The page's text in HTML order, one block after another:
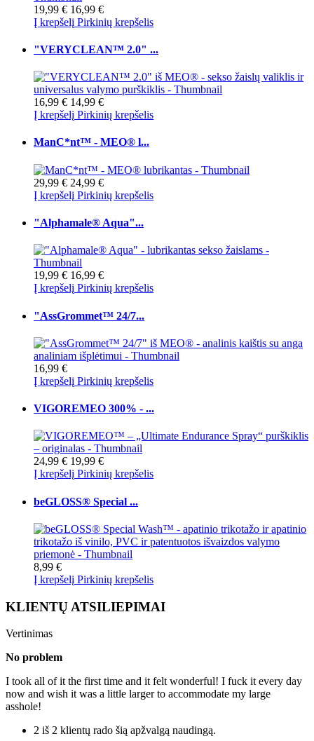
19,99 € 16,99 €
Į krepšelį Pirkinių krepšelis
"VERYCLEAN™ 2.0" ...
16,99 € 14,99 €
Į krepšelį Pirkinių krepšelis
ManC*nt™ - MEO® l...
29,99 € 24,99 €
Į krepšelį Pirkinių krepšelis
"Alphamale® Aqua"...
19,99 € 16,99 €
Į krepšelį Pirkinių krepšelis
"AssGrommet™ 24/7...
16,99 €
Į krepšelį Pirkinių krepšelis
VIGOREMEO 300% - ...
24,99 € 19,99 €
Į krepšelį Pirkinių krepšelis
beGLOSS® Special ...
8,99 €
Į krepšelį Pirkinių krepšelis
KLIENTŲ ATSILIEPIMAI
Vertinimas
No problem
I took all of it the first time and it felt wonderful! I fuck it every day
now and wish it was a little larger to accommodate my large
asshole!
2 iš 2 klientų rado šią apžvalgą naudingą.